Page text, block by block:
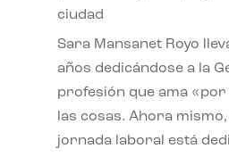
ciudad
Sara Mansanet Royo
años dedicándose a la
profesión que ama «por
las cosas. Ahora mismo,
jornada laboral está